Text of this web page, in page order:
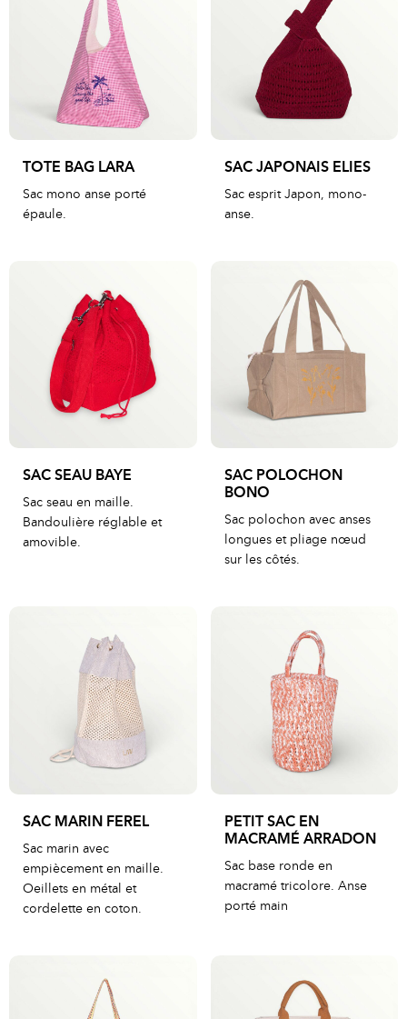
TOTE BAG LARA
Sac mono anse porté
épaule.
SAC JAPONAIS ELIES
Sac esprit Japon, mono-
anse.
SAC SEAU BAYE
Sac seau en maille.
Bandoulière réglable et
amovible.
SAC POLOCHON
BONO
Sac polochon avec anses
longues et pliage nœud
sur les côtés.
SAC MARIN FEREL
Sac marin avec
empiècement en maille.
Oeillets en métal et
cordelette en coton.
PETIT SAC EN
MACRAMÉ ARRADON
Sac base ronde en
macramé tricolore. Anse
porté main